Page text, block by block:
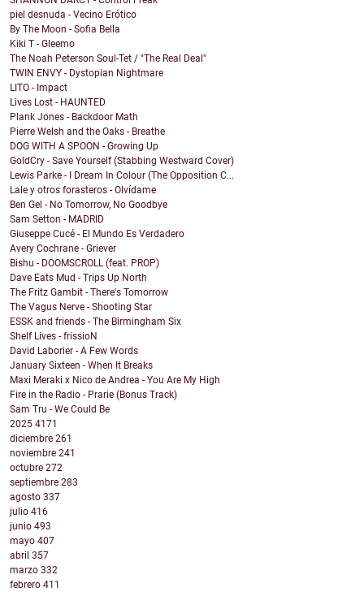
piel desnuda - Vecino Erótico
By The Moon - Sofia Bella
Kiki T - Gleemo
The Noah Peterson Soul-Tet / "The Real Deal"
TWIN ENVY - Dystopian Nightmare
LITO - Impact
Lives Lost - HAUNTED
Plank Jones - Backdoor Math
Pierre Welsh and the Oaks - Breathe
DOG WITH A SPOON - Growing Up
GoldCry - Save Yourself (Stabbing Westward Cover)
Lewis Parke - I Dream In Colour (The Opposition C...
Lale y otros forasteros - Olvídame
Ben Gel - No Tomorrow, No Goodbye
Sam Setton - MADRID
Giuseppe Cucé - El Mundo Es Verdadero
Avery Cochrane - Griever
Bishu - DOOMSCROLL (feat. PROP)
Dave Eats Mud - Trips Up North
The Fritz Gambit - There's Tomorrow
The Vagus Nerve - Shooting Star
ESSK and friends - The Birmingham Six
Shelf Lives - frissioN
David Laborier - A Few Words
January Sixteen - When It Breaks
Maxi Meraki x Nico de Andrea - You Are My High
Fire in the Radio - Prarie (Bonus Track)
Sam Tru - We Could Be
2025 4171
diciembre 261
noviembre 241
octubre 272
septiembre 283
agosto 337
julio 416
junio 493
mayo 407
abril 357
marzo 332
febrero 411